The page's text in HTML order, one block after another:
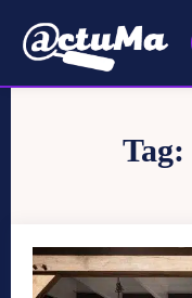
Tag: